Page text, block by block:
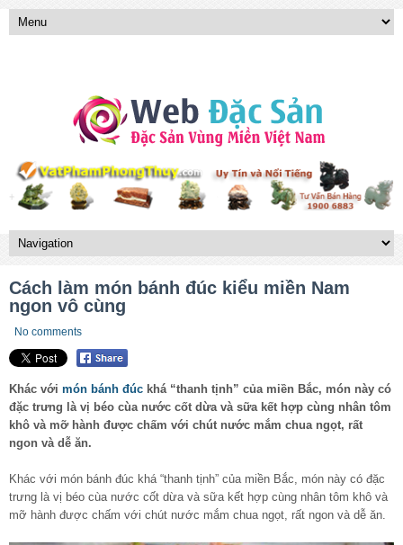
Cách làm món bánh đúc kiểu miền Nam
ngon vô cùng
No comments
Khác với món bánh đúc khá “thanh tịnh” của miền Bắc, món này có
đặc trưng là vị béo cùa nước cốt dừa và sữa kết hợp cùng nhân tôm
khô và mỡ hành được chấm với chút nước mắm chua ngọt, rất
ngon và dễ ăn.
Khác với món bánh đúc khá “thanh tịnh” của miền Bắc, món này có đặc
trưng là vị béo cùa nước cốt dừa và sữa kết hợp cùng nhân tôm khô và
mỡ hành được chấm với chút nước mắm chua ngọt, rất ngon và dễ ăn.